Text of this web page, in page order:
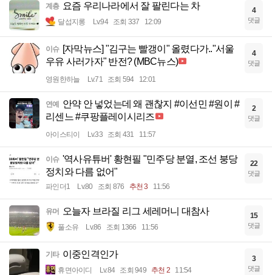
계층 요즘 우리나라에서 잘 팔린다는 차
달섭지롱 Lv.94 조회 337 12:09
4
댓글
이슈 [자막뉴스] "김구는 빨갱이" 올렸다가.."서울
우유 사러가자" 반전? (MBC뉴스)
영원한하늘 Lv.71 조회 594 12:01
4
댓글
연예
안약 안 넣었는데 왜 괜찮지 #이선민 #원이 #
리센느 #쿠팡플레이시리즈
아이스티이 Lv.33 조회 431 11:57
2
댓글
이슈 '역사유튜버' 황현필 "민주당 분열, 조선 붕당
정치와 다름 없어"
파인더1 Lv.80 조회 876 추천 3 11:56
22
댓글
유머 오늘자 브라질 리그 세레머니 대참사
풀소유 Lv.86 조회 1366 11:56
15
댓글
기타 이중인격인가
휴면아이디 Lv.84 조회 949 추천 2 11:54
3
댓글